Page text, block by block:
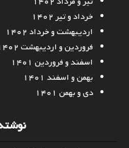
خرداد و تیر ۱۴۰۲
اردیبهشت و خرداد ۱۴۰۲
فروردین و اردیبهشت ۱۴۰۲
اسفند و فروردین ۱۴۰۱
بهمن و اسفند ۱۴۰۱
دی و بهمن ۱۴۰۱